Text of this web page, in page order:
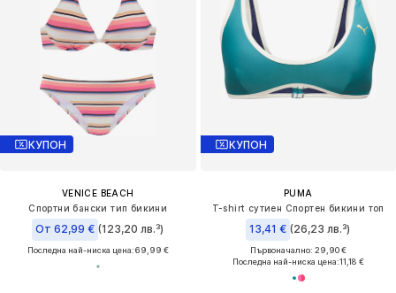
КУПОН
VENICE BEACH
Спортни бански тип бикини
От 62,99 € (123,20 лв.³)
Последна най-ниска цена:69,99 €
КУПОН
PUMA
T-shirt сутиен Спортен бикини топ
13,41 € (26,23 лв.³)
Първоначално: 29,90 €
Последна най-ниска цена:11,18 €